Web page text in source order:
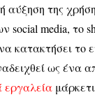
αύξηση της
social media, το
κατακτήσει το
ως ένα
εργαλεία